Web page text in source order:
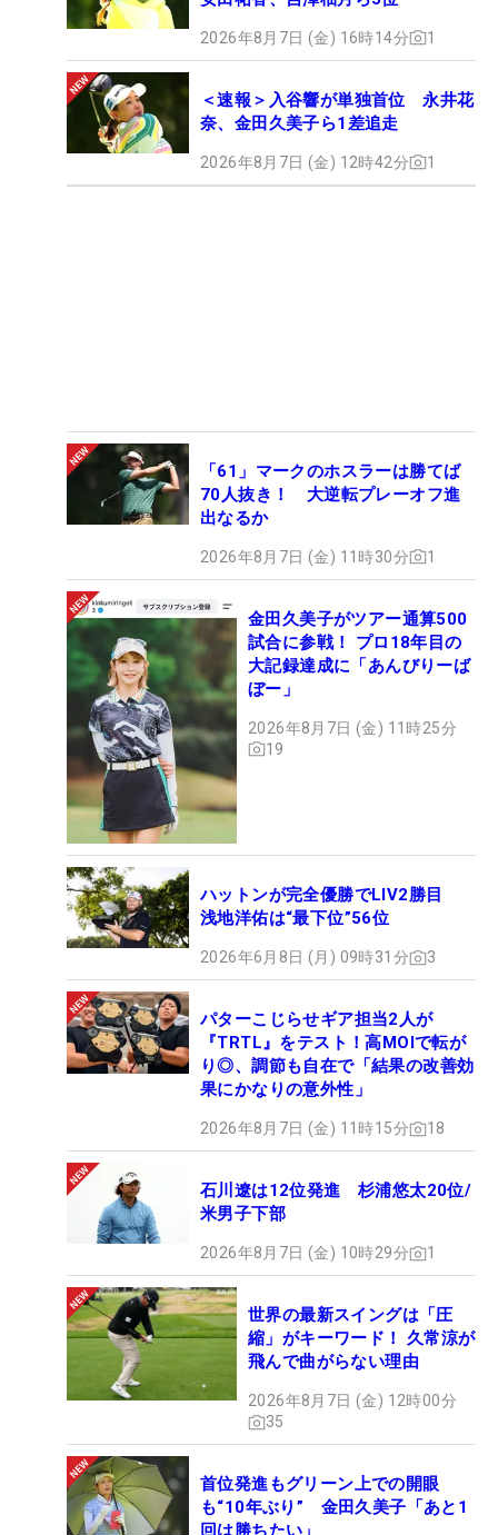
2026年8月7日 (金) 16時14分 1
＜速報＞入谷響が単独首位 永井花
奈、金田久美子ら1差追走
2026年8月7日 (金) 12時42分 1
「61」マークのホスラーは勝てば
70人抜き！ 大逆転プレーオフ進
出なるか
2026年8月7日 (金) 11時30分 1
金田久美子がツアー通算500
試合に参戦！ プロ18年目の
大記録達成に「あんびりーば
ぼー」
2026年8月7日 (金) 11時25分
19
ハットンが完全優勝でLIV2勝目
浅地洋佑は“最下位”56位
2026年6月8日 (月) 09時31分 3
パターこじらせギア担当2人が
『TRTL』をテスト！高MOIで転が
り◎、調節も自在で「結果の改善効
果にかなりの意外性」
2026年8月7日 (金) 11時15分 18
石川遼は12位発進 杉浦悠太20位/
米男子下部
2026年8月7日 (金) 10時29分 1
世界の最新スイングは「圧
縮」がキーワード！ 久常涼が
飛んで曲がらない理由
2026年8月7日 (金) 12時00分
35
首位発進もグリーン上での開眼
も“10年ぶり” 金田久美子「あと1
回は勝ちたい」